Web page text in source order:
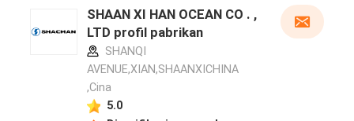
SHAAN XI HAN OCEAN CO . ,
LTD profil pabrikan
SHANQI
AVENUE,XIAN,SHAANXICHINA
,Cina
5.0